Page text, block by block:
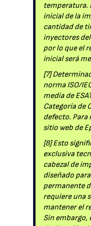
temperatura.
inicial de la
cantidad de
inyectores
por lo que el
inicial será
[7]
norma ISO/
media de
Categoría de
defecto. Para
sitio web de
[8] Esto
exclusiva
cabezal de
diseñado
permanente
requiere una
mantener el
Sin embargo,